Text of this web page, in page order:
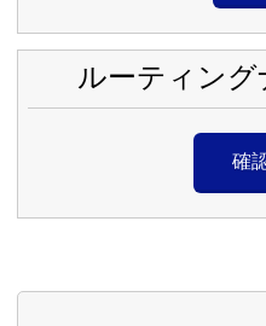
ルーティン
確